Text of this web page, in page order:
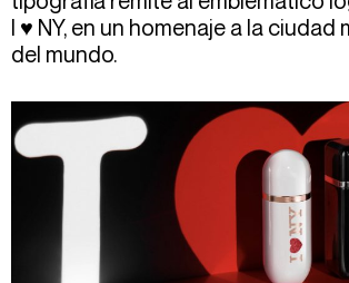
I ♥ NY, en un homenaje a la ciudad
del mundo.